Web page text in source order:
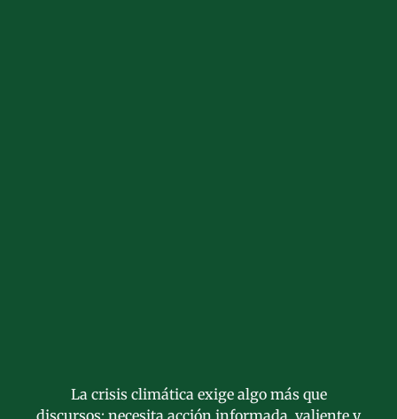
La crisis climática exige algo más que
discursos: necesita acción informada, valiente y